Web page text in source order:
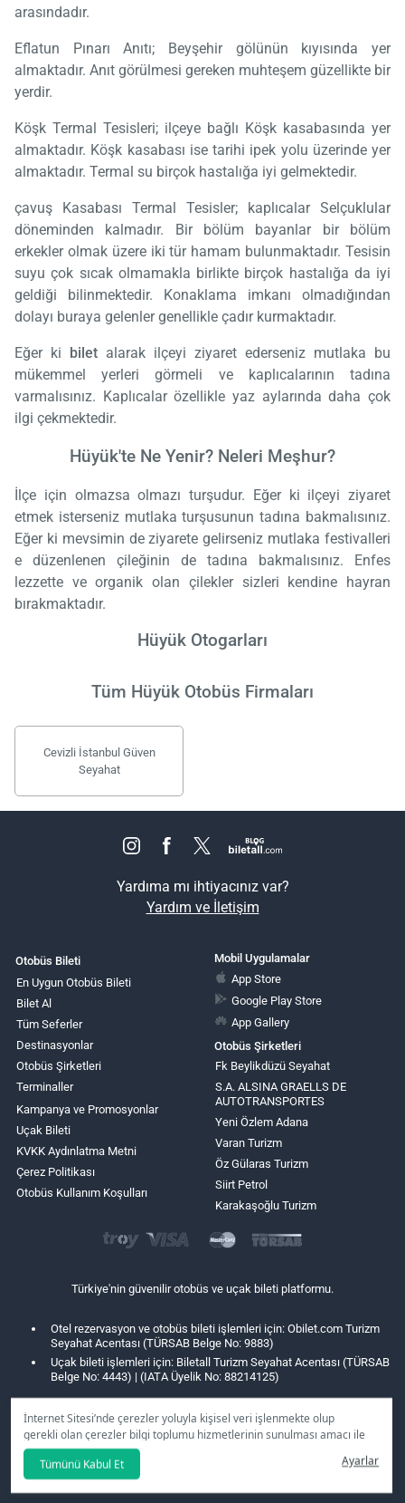
İnternet Sitesi’nde çerezler yoluyla kişisel veri işlenmekte olup
gerekli olan çerezler bilgi toplumu hizmetlerinin sunulması amacı ile
kullanılmaktadır. Tercihleriniz doğrultusunda size özel
kişiselleştirilmiş çerezleri ve özel kampanyaları
seçeneğine
tıklamanız halinde kullanımınıza sunamayacağız.
Tümünü Kabul Et Ayarlar
arasındadır.
Eflatun Pınarı Anıtı; Beyşehir gölünün kıyısında yer
almaktadır. Anıt görülmesi gereken muhteşem güzellikte bir
yerdir.
Köşk Termal Tesisleri; ilçeye bağlı Köşk kasabasında yer
almaktadır. Köşk kasabası ise tarihi ipek yolu üzerinde yer
almaktadır. Termal su birçok hastalığa iyi gelmektedir.
çavuş Kasabası Termal Tesisler; kaplıcalar Selçuklular
döneminden kalmadır. Bir bölüm bayanlar bir bölüm
erkekler olmak üzere iki tür hamam bulunmaktadır. Tesisin
suyu çok sıcak olmamakla birlikte birçok hastalığa da iyi
geldiği bilinmektedir. Konaklama imkanı olmadığından
dolayı buraya gelenler genellikle çadır kurmaktadır.
Eğer ki bilet alarak ilçeyi ziyaret ederseniz mutlaka bu
mükemmel yerleri görmeli ve kaplıcalarının tadına
varmalısınız. Kaplıcalar özellikle yaz aylarında daha çok
ilgi çekmektedir.
Hüyük'te Ne Yenir? Neleri Meşhur?
İlçe için olmazsa olmazı turşudur. Eğer ki ilçeyi ziyaret
etmek isterseniz mutlaka turşusunun tadına bakmalısınız.
Eğer ki mevsimin de ziyarete gelirseniz mutlaka festivalleri
e düzenlenen çileğinin de tadına bakmalısınız. Enfes
lezzette ve organik olan çilekler sizleri kendine hayran
bırakmaktadır.
Hüyük Otogarları
Tüm Hüyük Otobüs Firmaları
Cevizli İstanbul Güven
Seyahat
Yardıma mı ihtiyacınız var?
Yardım ve İletişim
Otobüs Bileti
En Uygun Otobüs Bileti
Bilet Al
Tüm Seferler
Destinasyonlar
Otobüs Şirketleri
Terminaller
Kampanya ve Promosyonlar
Uçak Bileti
KVKK Aydınlatma Metni
Çerez Politikası
Otobüs Kullanım Koşulları
Mobil Uygulamalar
App Store
Google Play Store
App Gallery
Otobüs Şirketleri
Fk Beylikdüzü Seyahat
S.A. ALSINA GRAELLS DE
AUTOTRANSPORTES
Yeni Özlem Adana
Varan Turizm
Öz Gülaras Turizm
Siirt Petrol
Karakaşoğlu Turizm
Türkiye'nin güvenilir otobüs ve uçak bileti platformu.
Otel rezervasyon ve otobüs bileti işlemleri için: Obilet.com Turizm
Seyahat Acentası (TÜRSAB Belge No: 9883)
Uçak bileti işlemleri için: Biletall Turizm Seyahat Acentası (TÜRSAB
Belge No: 4443) | (IATA Üyelik No: 88214125)